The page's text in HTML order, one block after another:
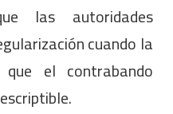
las autoridades
cuando la
que el contrabando